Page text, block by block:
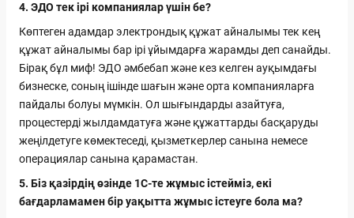
4. ЭДО тек ірі компаниялар үшін бе?
Көптеген адамдар электрондық құжат айналымы тек кең
құжат айналымы бар ірі ұйымдарға жарамды деп санайды.
Бірақ бұл миф! ЭДО әмбебап және кез келген ауқымдағы
бизнеске, соның ішінде шағын және орта компанияларға
пайдалы болуы мүмкін. Ол шығындарды азайтуға,
процестерді жылдамдатуға және құжаттарды басқаруды
жеңілдетуге көмектеседі, қызметкерлер санына немесе
операциялар санына қарамастан.
5. Біз қазірдің өзінде 1С-те жұмыс істейміз, екі
бағдарламамен бір уақытта жұмыс істеуге бола ма?